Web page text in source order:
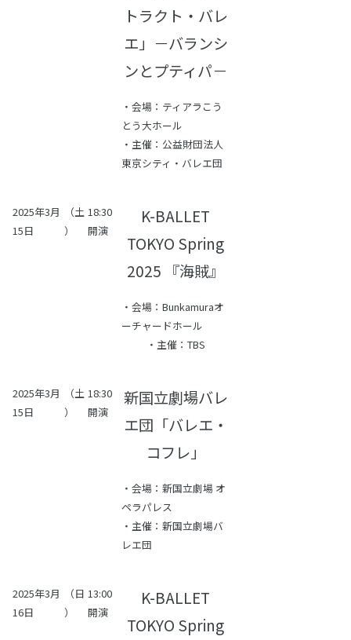
トラクト・バレ
エ」－バランシ
ンとプティパ－
・会場：ティアラこう
とう大ホール
・主催：公益財団法人
東京シティ・バレエ団
2025年3月
15日
（土
）
18:30
開演
K-BALLET
TOKYO Spring
2025 『海賊』
・会場：Bunkamuraオ
ーチャードホール
・主催：TBS
2025年3月
15日
（土
）
18:30
開演
新国立劇場バレ
エ団「バレエ・
コフレ」
・会場：新国立劇場 オ
ペラパレス
・主催：新国立劇場バ
レエ団
2025年3月
16日
（日
）
13:00
開演
K-BALLET
TOKYO Spring